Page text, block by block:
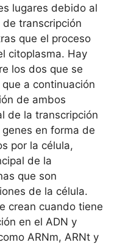
lugares debido al
transcripción
que el proceso
citoplasma. Hay
los dos que se
a continuación
de ambos
de la transcripción
en forma de
por la célula,
de la
que son
de la célula.
crean cuando tiene
en el ADN y
ARNm, ARNt y